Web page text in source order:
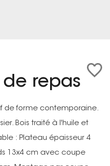
de repas
de forme contemporaine.
Bois traité à l'huile et
: Plateau épaisseur 4
13x4 cm avec coupe